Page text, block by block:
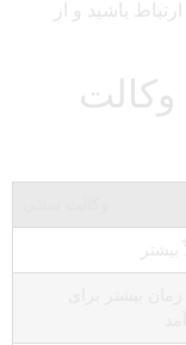
باشید و از
بیشتر